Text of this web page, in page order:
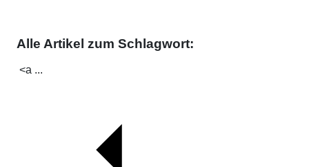
Alle Artikel zum Schlagwort:
<a ...